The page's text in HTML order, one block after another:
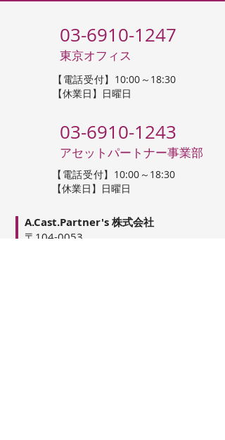
03-6910-1247
東京オフィス
【電話受付】10:00～18:30
【休業日】日曜日
03-6910-1243
アセットパートナー事業部
【電話受付】10:00～18:30
【休業日】日曜日
A.Cast.Partner's 株式会社
〒104-0053